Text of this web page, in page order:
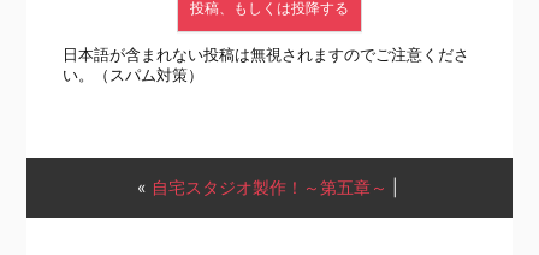
日本語が含まれない投稿は無視されますのでご注意くださ
い。（スパム対策）
« 自宅スタジオ製作！～第五章～